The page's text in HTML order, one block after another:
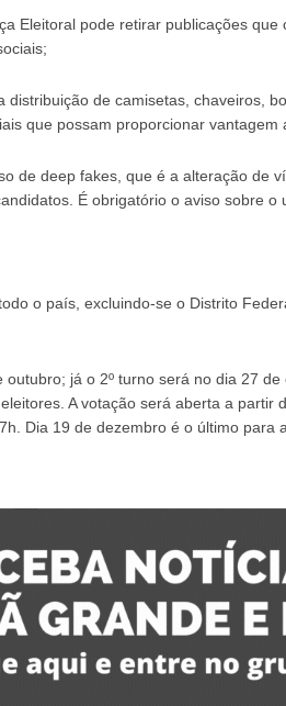
Eleitoral pode retirar publicações
de camisetas, chaveiros,
que possam proporcionar vantagem
de deep fakes, que é a alteração de
É obrigatório o aviso sobre o
o país, excluindo-se o Distrito
já o 2º turno será no dia 27
A votação será aberta a partir
Dia 19 de dezembro é o último para